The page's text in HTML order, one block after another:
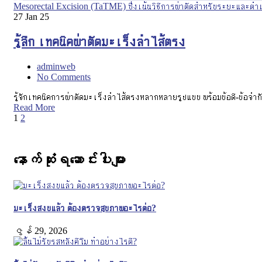
27 Jan 25
รู้ลึก เทคนิคผ่าตัดมะเร็งลำไส้ตรง
adminweb
No Comments
รู้จักเทคนิคการผ่าตัดมะเร็งลำไส้ตรงหลากหลายรูปแบบ พร้อมข้อดี-ข้อจ
Read More
1 2
နောက်ဆုံးရဆောင်းပါးများ
มะเร็งสงบแล้ว ต้องตรวจสุขภาพอะไรต่อ?
ဇွန် 29, 2026